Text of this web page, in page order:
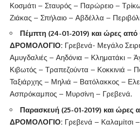
Κοσμάτι – Σταυρός – Παρώρειο –
Ζιάκας – Σπήλαιο – Αβδέλλα –
Πέμπτη (24-01-2019) και ώρες
ΔΡΟΜΟΛΟΓΙΟ: Γρεβενά- Μεγάλο
Αμυγδαλιές – Αηδόνια – Κληματάκι –
Κιβωτός – Τραπεζούντα – Κοκκινιά –
Ταξιάρχης – Μηλιά – Βατόλακκος –
Ασπρόκαμπος – Μυρσίνη – Γρεβενά.
Παρασκευή (25-01-2019) και ώρες
ΔΡΟΜΟΛΟΓΙΟ: Γρεβενά – Καλαμίτσι